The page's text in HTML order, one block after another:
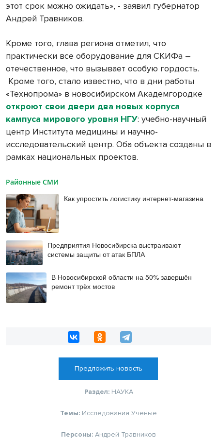
этот срок можно ожидать», - заявил губернатор
Андрей Травников.
Кроме того, глава региона отметил, что
практически все оборудование для СКИФа –
отечественное, что вызывает особую гордость.
Кроме того, стало известно, что в дни работы
«Технопрома» в новосибирском Академгородке
откроют свои двери два новых корпуса
кампуса мирового уровня НГУ: учебно-научный
центр Института медицины и научно-
исследовательский центр. Оба объекта созданы в
рамках национальных проектов.
Районные СМИ
Как упростить логистику интернет-магазина
Предприятия Новосибирска выстраивают
системы защиты от атак БПЛА
В Новосибирской области на 50% завершён
ремонт трёх мостов
Предложить новость
Раздел: НАУКА
Темы: Исследования Ученые
Персоны: Андрей Травников